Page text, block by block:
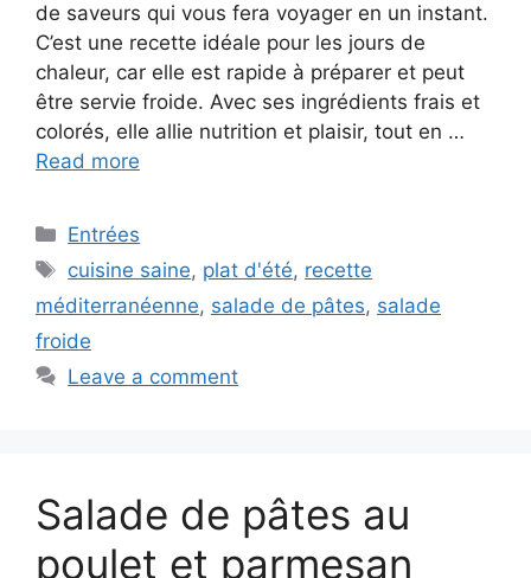
de saveurs qui vous fera voyager en un instant.
C’est une recette idéale pour les jours de
chaleur, car elle est rapide à préparer et peut
être servie froide. Avec ses ingrédients frais et
colorés, elle allie nutrition et plaisir, tout en …
Read more
Categories
Entrées
Tags
cuisine saine, plat d'été, recette
méditerranéenne, salade de pâtes, salade
froide
Leave a comment
Salade de pâtes au
poulet et parmesan